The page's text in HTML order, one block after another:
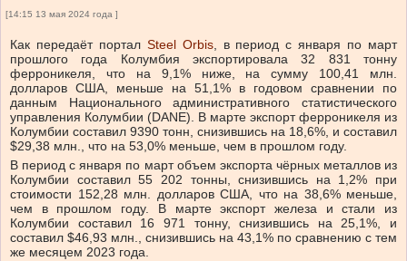
[14:15 13 мая 2024 года ]
Как передаёт портал Steel Orbis, в период с января по март
прошлого года Колумбия экспортировала 32 831 тонну
ферроникеля, что на 9,1% ниже, на сумму 100,41 млн.
долларов США, меньше на 51,1% в годовом сравнении по
данным Национального административного статистического
управления Колумбии (DANE). В марте экспорт ферроникеля из
Колумбии составил 9390 тонн, снизившись на 18,6%, и составил
$29,38 млн., что на 53,0% меньше, чем в прошлом году.
В период с января по март объем экспорта чёрных металлов из
Колумбии составил 55 202 тонны, снизившись на 1,2% при
стоимости 152,28 млн. долларов США, что на 38,6% меньше,
чем в прошлом году. В марте экспорт железа и стали из
Колумбии составил 16 971 тонну, снизившись на 25,1%, и
составил $46,93 млн., снизившись на 43,1% по сравнению с тем
же месяцем 2023 года.